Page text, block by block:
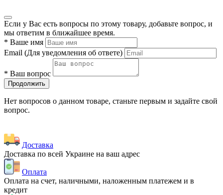
Если у Вас есть вопросы по этому товару, добавьте вопрос, и
мы ответим в ближайшее время.
* Ваше имя
Email (Для уведомления об ответе)
* Ваш вопрос
Продолжить
Нет вопросов о данном товаре, станьте первым и задайте свой
вопрос.
Доставка
Доставка по всей Украине на ваш адрес
Оплата
Оплата на счет, наличными, наложенным платежем и в
кредит